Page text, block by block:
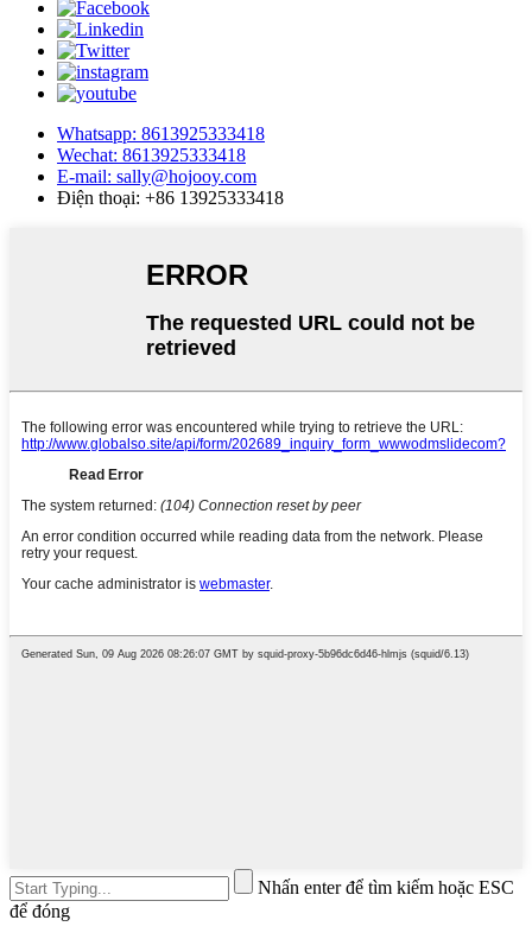
Whatsapp: 8613925333418
Wechat: 8613925333418
E-mail: sally@hojooy.com
Điện thoại: +86 13925333418
Nhấn enter để tìm kiếm hoặc ESC
để đóng